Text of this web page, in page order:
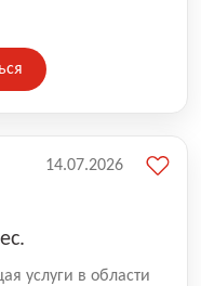
услуги в области
14.07.2026